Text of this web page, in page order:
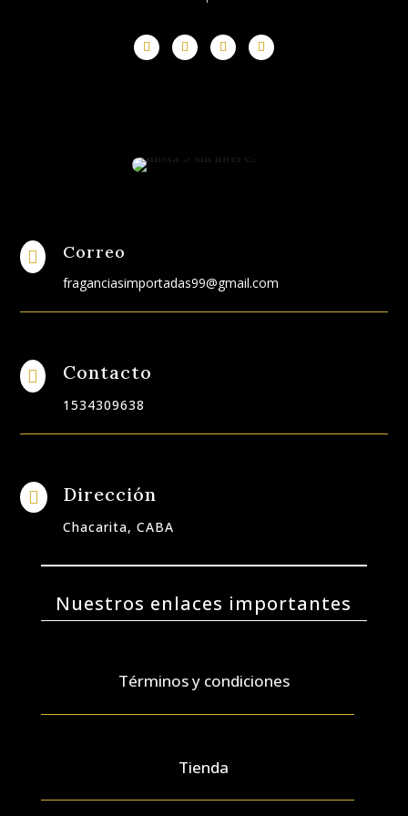
 Correo
fraganciasimportadas99@gmail.com
 Contacto
1534309638
 Dirección
Chacarita, CABA
Nuestros enlaces importantes
Términos y condiciones
Tienda